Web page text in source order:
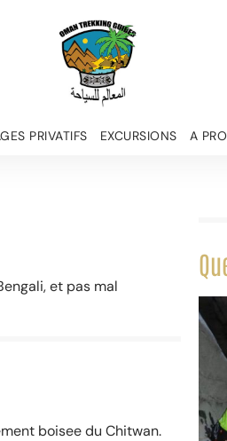
PRIVATIFS EXCURSIONS A
et pas mal
boisee du Chitwan.